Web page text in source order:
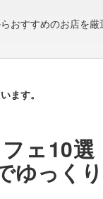
おすすめのお店を厳
ます。
ェ10
ゆっく